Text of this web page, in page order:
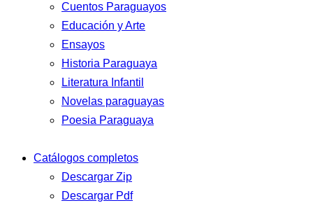
Cuentos Paraguayos
Educación y Arte
Ensayos
Historia Paraguaya
Literatura Infantil
Novelas paraguayas
Poesia Paraguaya
Catálogos completos
Descargar Zip
Descargar Pdf